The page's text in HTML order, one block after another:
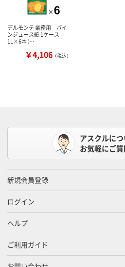
デルモンテ 業務用 パイ
ンジュース紙 1ケース
1L×6本（…
￥4,106 （税込）
アスクルに
お気軽にご質
新規会員登録
ログイン
ヘルプ
ご利用ガイド